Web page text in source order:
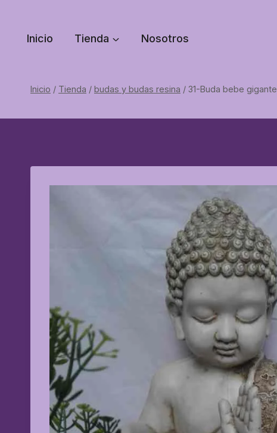
contenido
Inicio Tienda Nosotros
Inicio / Tienda / budas y budas resina / 31-Buda bebe gigante